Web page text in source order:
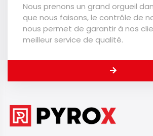
Nous prenons un grand orgueil
que nous faisons, le contrôle de
nous permet de garantir à nos
meilleur service de qualité.